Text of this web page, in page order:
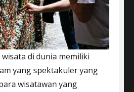
di dunia memiliki
yang spektakuler yang
wisatawan yang